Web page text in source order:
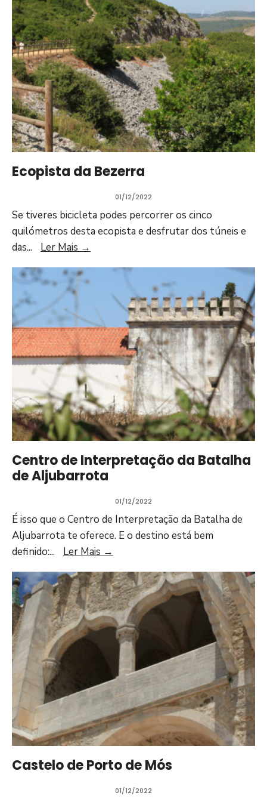
Ecopista da Bezerra
01/12/2022
Se tiveres bicicleta podes percorrer os cinco
quilómetros desta ecopista e desfrutar dos túneis e
das... Ler Mais →
Centro de Interpretação da Batalha
de Aljubarrota
01/12/2022
É isso que o Centro de Interpretação da Batalha de
Aljubarrota te oferece. E o destino está bem
definido:... Ler Mais →
Castelo de Porto de Mós
01/12/2022